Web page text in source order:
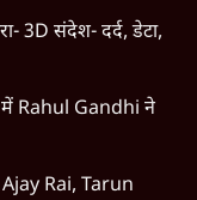
3D संदेश- दर्द, डेटा,
Rahul Gandhi ने
Rai, Tarun